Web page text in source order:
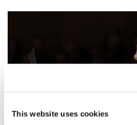
This website uses cookies